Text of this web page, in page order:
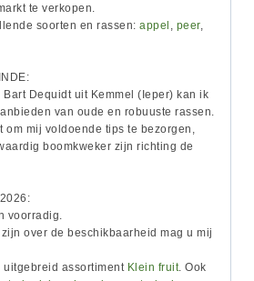
te verkopen.
soorten en rassen: appel , peer,
Bart Dequidtuit Kemmel (Ieper) kan ik
van oude en robuuste rassen.
om mij voldoende tips te bezorgen,
boomkweker zijn richting de
voorradig.
over de beschikbaarheid mag u mij
uitgebreid assortiment Klein fruit. Ook